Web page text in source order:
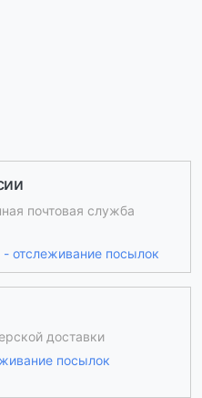
почтовая служба
- отслеживание посылок
доставки
посылок